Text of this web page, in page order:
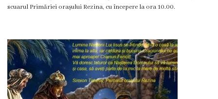
orășenesc
Transparență
Licitații
și
scuarul Primăriei orașului Rezina, cu începere la ora 10.00.